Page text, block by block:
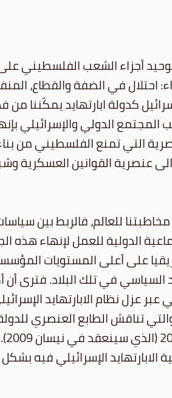
أجزاء الشعب الفلسطيني
في الضفة والقطاع،
كدولة ابارتهايد يمكّننا
الدولي والإسرائيلي
التي تمنع الفلسطيني من
عنصرية القوانين العسكرية
للعالم، فالربط بين
الدولية للعمل لإنهاء
على أعلى المستويات
السياسي في تلك البلاد.
عزل نظام الابارتهايد
تناقش الطابع العنصري
الإسرائيلي فيه